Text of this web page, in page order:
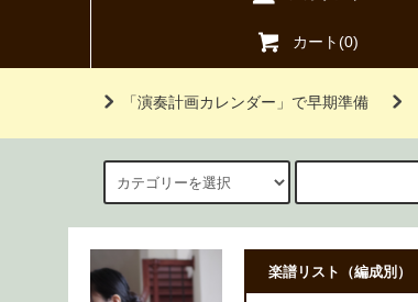
カート(0)
「演奏計画カレンダー」で早期準備
楽譜リスト（編成別）